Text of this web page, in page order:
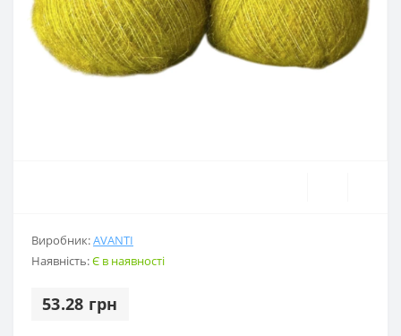
Виробник:AVANTI
Наявність:Є в наявності
53.28 грн